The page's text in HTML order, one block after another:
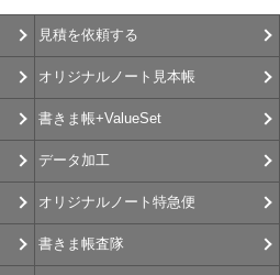
見積を依頼する
オリジナルノート見本帳
書きま帳+ValueSet
データ加工
オリジナルノート特急便
書きま帳査隊